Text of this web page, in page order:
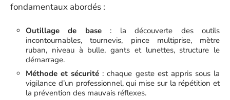
fondamentaux abordés :
Outillage de base: la découverte des outils
incontournables, tournevis, pince multiprise, mètre
ruban, niveau à bulle, gants et lunettes, structure le
démarrage.
Méthode et sécurité : chaque geste est appris sous la
vigilance d’un professionnel, qui mise sur la répétition et
la prévention des mauvais réflexes.